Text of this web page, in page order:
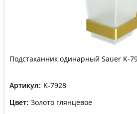
Подстаканник одинарный Sauer K-
Артикул: K-7928
Цвет: Золото глянцевое